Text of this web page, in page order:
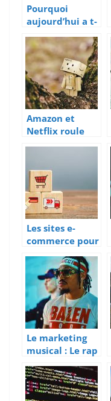
Pourquoi
aujourd’hui a t-
on besoin de
belles photos
en entreprise?
Amazon et
Netflix roule
sur l’or durant
pandémie
mondiale
Les sites e-
commerce pour
spécialistes
Le marketing
musical : Le rap
un canal de
placement